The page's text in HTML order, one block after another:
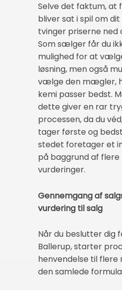
Selve det faktum,
bliver sat i spil om
tvinger priserne ned
Som sælger får du
mulighed for at
løsning, men også
vælge den mægler,
kemi passer bedst.
dette giver en rar
processen, da du
tager første og
stedet foretager et
på baggrund af flere
vurderinger.
Gennemgang af
vurdering til salg
Når du beslutter dig
Ballerup, starter
henvendelse til
den samlede